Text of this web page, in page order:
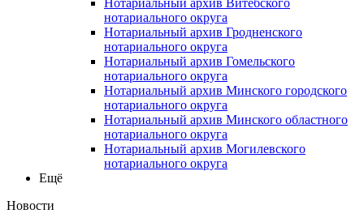
нотариального округа
Нотариальный архив Гродненского
нотариального округа
Нотариальный архив Гомельского
нотариального округа
Нотариальный архив Минского городского
нотариального округа
Нотариальный архив Минского областного
нотариального округа
Нотариальный архив Могилевского
нотариального округа
Ещё
Новости